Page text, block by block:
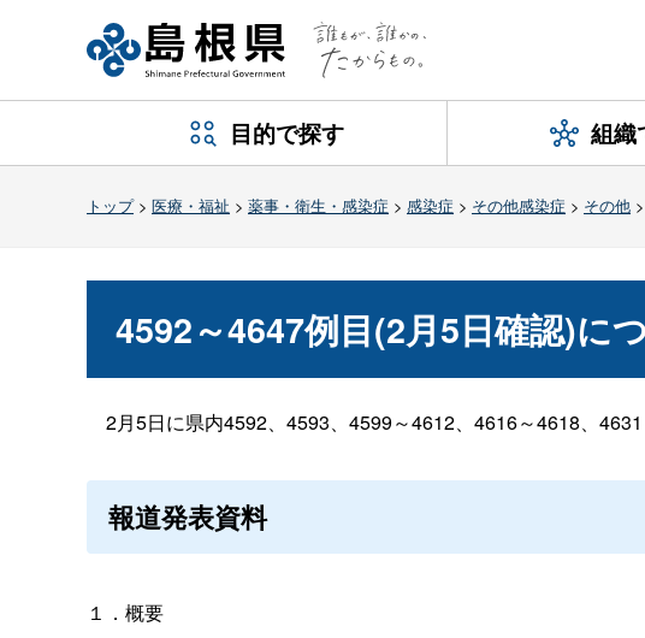
目的で探す 組織
トップ> 医療・福祉 > 薬事・衛生・感染症 > 感染症 > その他感染症 > その他 >
4592～4647例目(2月5日確認)に
2月5日に県内4592、4593、4599～4612、4616～4618、
報道発表資料
１．概要